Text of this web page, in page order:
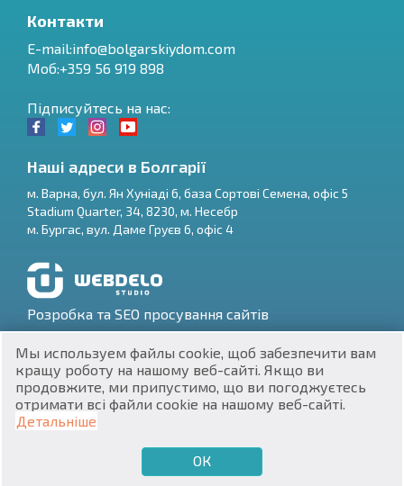
$
₽
₴
zł
PL
Контакти
E-mail:info@bolgarskiydom.com
Моб:+359 56 919 898
Підписуйтесь на нас:
Наші адреси в Болгарії
м. Варна, бул. Ян Хуніаді 6, база Сортові Семена, офіс 5
Stadium Quarter, 34, 8230, м. Несебр
м. Бургас, вул. Даме Груєв 6, офіс 4
Розробка та SEO просування сайтів
ЕИК 201160903
Мы используем файлы cookie, щоб забезпечити вам
кращу роботу на нашому веб-сайті. Якщо ви
продовжите, ми припустимо, що ви погоджуєтесь
отримати всі файли cookie на нашому веб-сайті.
Детальніше
ОК